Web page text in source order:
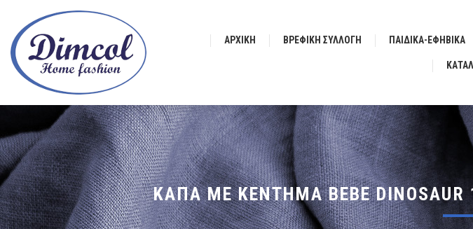
ΑΡΧΙΚΉ ΒΡΕΦΙΚΗ ΣΥΛΛΟΓΗ ΠΑΙΔΙΚΑ-ΕΦΗΒΙΚΑ
ΚΆΠΑ ΜΕ ΚΈΝΤΗΜΑ BEBE DINOSAUR